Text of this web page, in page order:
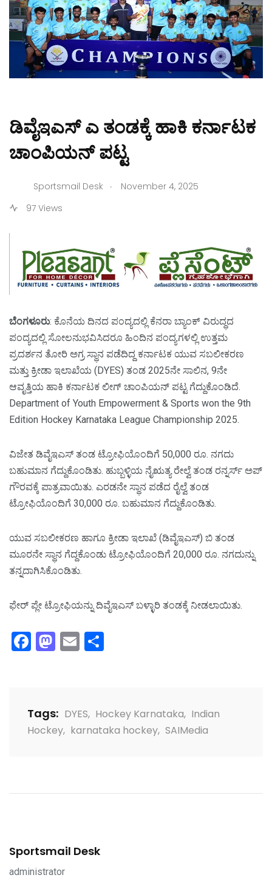
ಡಿವೈಇಎಸ್‌ ಎ ತಂಡಕ್ಕೆ ಹಾಕಿ ಕರ್ನಾಟಕ
ಚಾಂಪಿಯನ್‌ ಪಟ್ಟ
Sportsmail Desk .
November 4, 2025
97 Views
ಬೆಂಗಳೂರು: ಕೊನೆಯ ದಿನದ ಪಂದ್ಯದಲ್ಲಿ ಕೆನರಾ ಬ್ಯಾಂಕ್‌ ವಿರುದ್ಧದ
ಪಂದ್ಯದಲ್ಲಿ ಸೋಲನುಭವಿಸಿದರೂ ಹಿಂದಿನ ಪಂದ್ಯಗಳಲ್ಲಿ ಉತ್ತಮ
ಪ್ರದರ್ಶನ ತೋರಿ ಅಗ್ರ ಸ್ಥಾನ ಪಡೆದಿದ್ದ ಕರ್ನಾಟಕ ಯುವ ಸಬಲೀಕರಣ
ಮತ್ತು ಕ್ರೀಡಾ ಇಲಾಖೆಯ (DYES) ತಂಡ 2025ನೇ ಸಾಲಿನ, 9ನೇ
ಆವೃತ್ತಿಯ ಹಾಕಿ ಕರ್ನಾಟಕ ಲೀಗ್‌ ಚಾಂಪಿಯನ್‌ ಪಟ್ಟ ಗೆದ್ದುಕೊಂಡಿದೆ.
Department of Youth Empowerment & Sports won the 9th
Edition Hockey Karnataka League Championship 2025.
ವಿಜೇತ ಡಿವೈಇಎಸ್‌ ತಂಡ ಟ್ರೋಫಿಯೊಂದಿಗೆ 50,000 ರೂ. ನಗದು
ಬಹುಮಾನ ಗೆದ್ದುಕೊಂಡಿತು. ಹುಬ್ಬಳ್ಳಿಯ ನೈಋತ್ಯ ರೇಲ್ವೆ ತಂಡ ರನ್ನರ್ಸ್‌ ಅಪ್‌
ಗೌರವಕ್ಕೆ ಪಾತ್ರವಾಯಿತು. ಎರಡನೇ ಸ್ಥಾನ ಪಡೆದ ರೈಲ್ವೆ ತಂಡ
ಟ್ರೋಫಿಯೊಂದಿಗೆ 30,000 ರೂ. ಬಹುಮಾನ ಗೆದ್ದುಕೊಂಡಿತು.
ಯುವ ಸಬಲೀಕರಣ ಹಾಗೂ ಕ್ರೀಡಾ ಇಲಾಖೆ (ಡಿವೈಇಎಸ್‌) ಬಿ ತಂಡ
ಮೂರನೇ ಸ್ಥಾನ ಗೆದ್ದಕೊಂಡು ಟ್ರೋಫಿಯೊಂದಿಗೆ 20,000 ರೂ. ನಗದುನ್ನು
ತನ್ನದಾಗಿಸಿಕೊಂಡಿತು.
ಫೇರ್‌ ಪ್ಲೇ ಟ್ರೋಫಿಯನ್ನು ದಿವೈಇಎಸ್‌ ಬಳ್ಳಾರಿ ತಂಡಕ್ಕೆ ನೀಡಲಾಯಿತು.
Facebook
Mastodon
Email
Tags: DYES, Hockey Karnataka, Indian
Hockey, karnataka hockey, SAIMedia
Sportsmail Desk
administrator